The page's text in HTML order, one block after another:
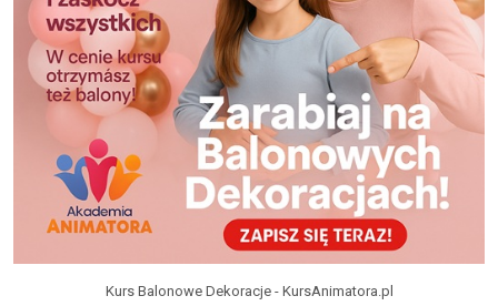
Kurs Balonowe Dekoracje - KursAnimatora.pl